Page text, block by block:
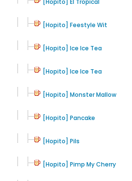
[Hopito] El Tropical
[Hopito] Feestyle Wit
[Hopito] Ice Ice Tea
[Hopito] Ice Ice Tea
[Hopito] Monster Mallow
[Hopito] Pancake
[Hopito] Pils
[Hopito] Pimp My Cherry